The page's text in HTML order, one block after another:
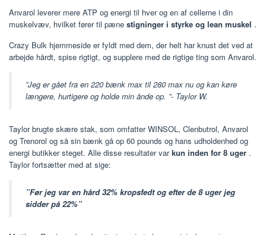
Anvarol leverer mere ATP og energi til hver og en af cellerne i din
muskelvæv, hvilket fører til pæne stigninger i styrke og lean muskel .
Crazy Bulk hjemmeside er fyldt med dem, der helt har knust det ved at
arbejde hårdt, spise rigtigt, og supplere med de rigtige ting som Anvarol.
”Jeg er gået fra en 220 bænk max til 280 max nu og kan køre
længere, hurtigere og holde min ånde op. ”- Taylor W.
Taylor brugte skære stak, som omfatter WINSOL, Clenbutrol, Anvarol
og Trenorol og så sin bænk gå op 60 pounds og hans udholdenhed og
energi butikker steget. Alle disse resultater varkun inden for 8 uger .
Taylor fortsætter med at sige:
”Før jeg var en hård 32% kropsfedt og efter de 8 uger jeg
sidder på 22%”